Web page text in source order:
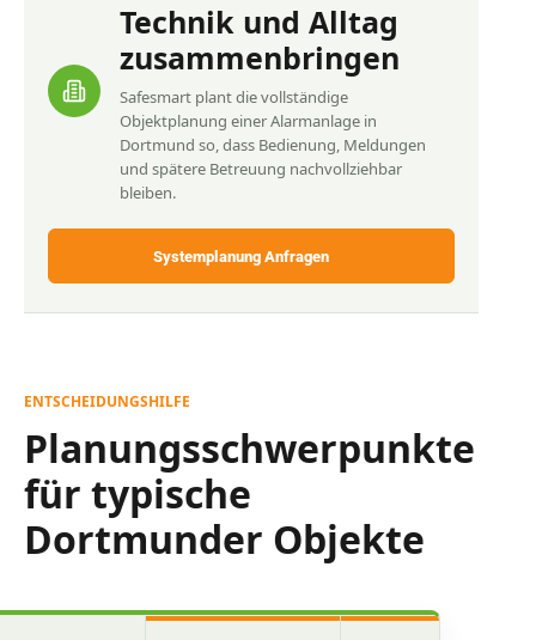
Technik und Alltag
zusammenbringen
Safesmart plant die vollständige
Objektplanung einer Alarmanlage in
Dortmund so, dass Bedienung, Meldungen
und spätere Betreuung nachvollziehbar
bleiben.
Systemplanung Anfragen
ENTSCHEIDUNGSHILFE
Planungsschwerpunkte
für typische
Dortmunder Objekte